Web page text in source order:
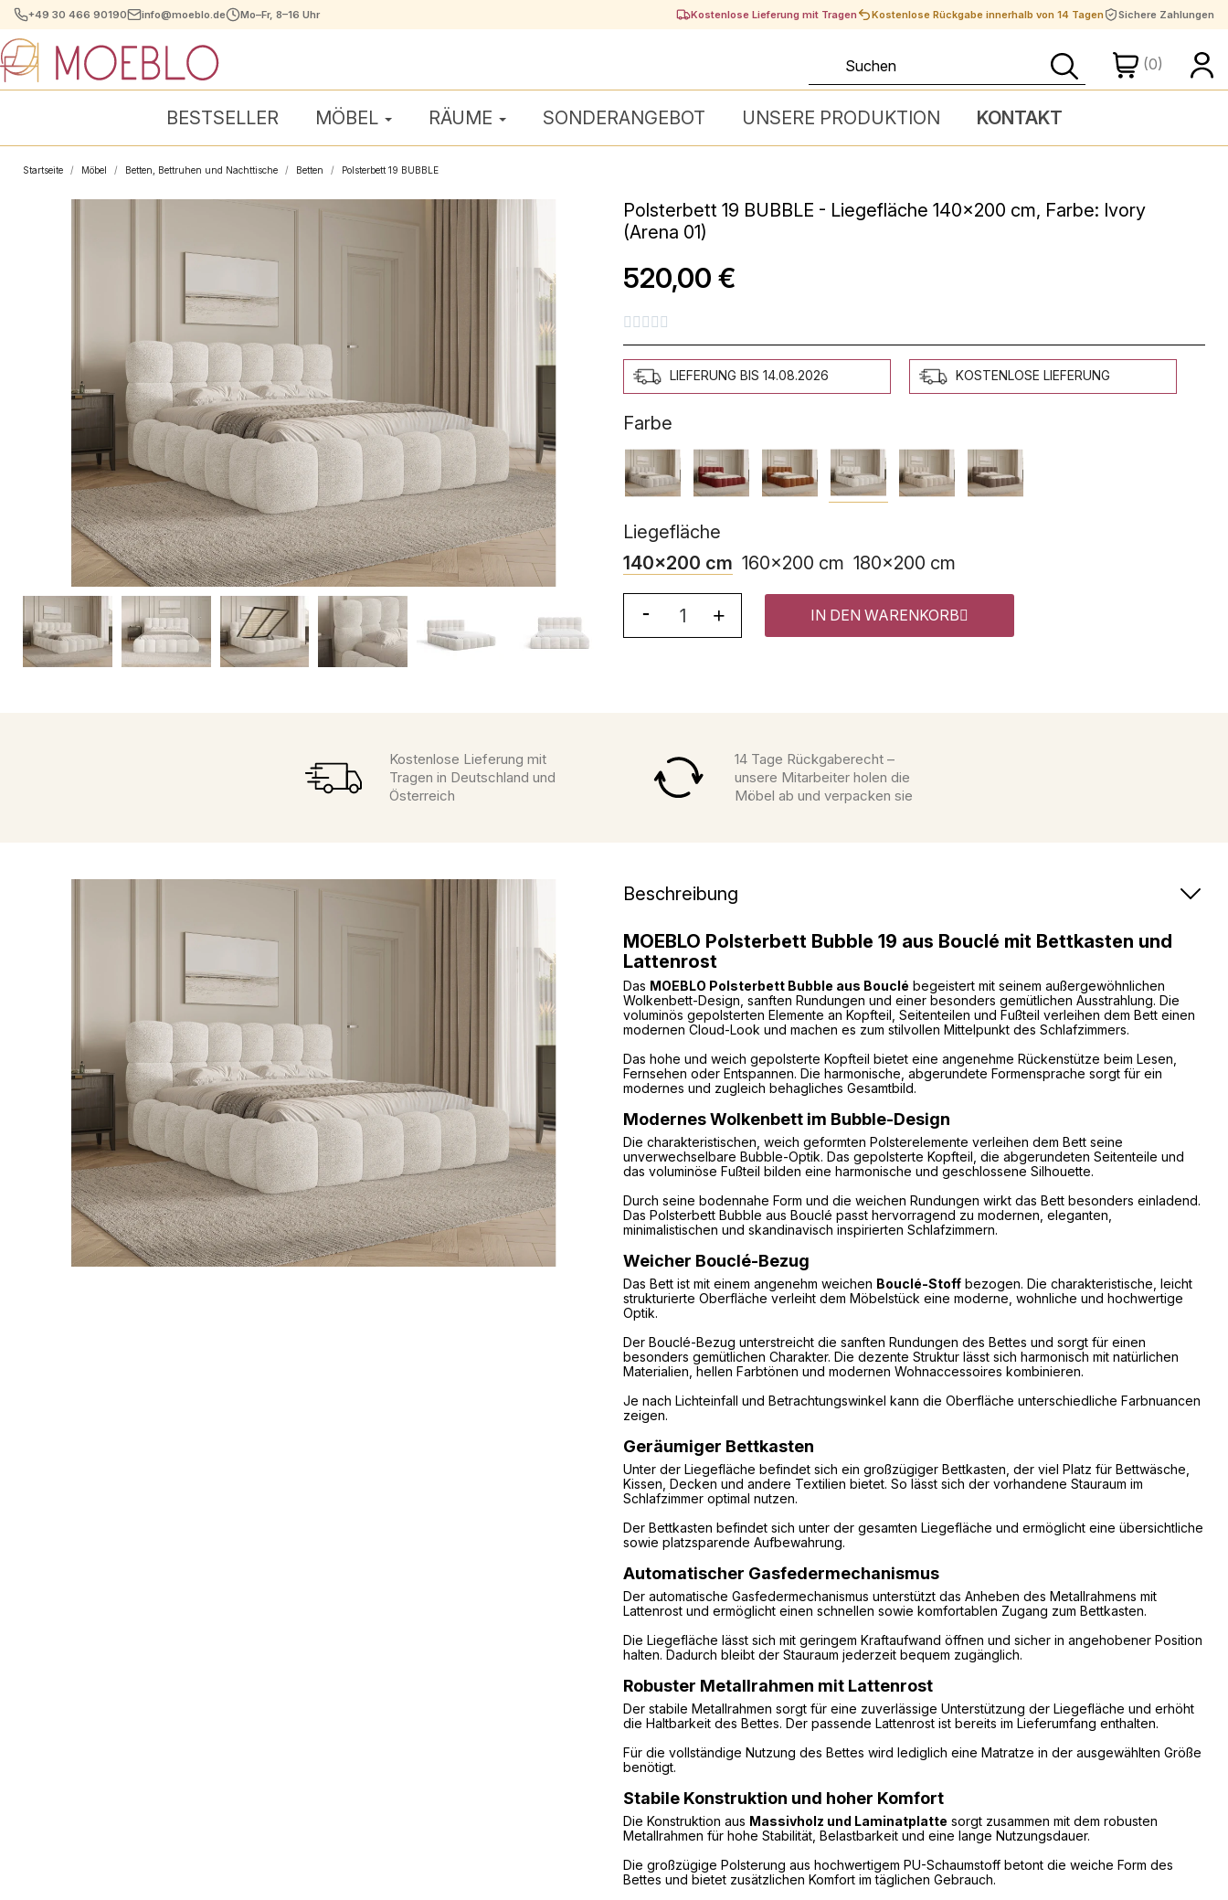
+49 30 466 90190 info@moeblo.de Mo–Fr, 8–16 Uhr Kostenlose Lieferung mit Tragen Kostenlose Rückgabe innerhalb von 14 Tagen Sichere Zahlungen
(0)
BESTSELLER MÖBEL RÄUME SONDERANGEBOT UNSERE PRODUKTION KONTAKT
Startseite Möbel Betten, Bettruhen und Nachttische Betten Polsterbett 19 BUBBLE
Polsterbett 19 BUBBLE - Liegefläche 140x200 cm, Farbe: Ivory
(Arena 01)
520,00 €
    
LIEFERUNG BIS 14.08.2026 KOSTENLOSE LIEFERUNG
Farbe
Liegefläche
140x200 cm 160x200 cm 180x200 cm
IN DEN WARENKORB
Kostenlose Lieferung mit
Tragen in Deutschland und
Österreich
14 Tage Rückgaberecht –
unsere Mitarbeiter holen die
Möbel ab und verpacken sie
Beschreibung
MOEBLO Polsterbett Bubble 19 aus Bouclé mit Bettkasten und
Lattenrost
Das MOEBLO Polsterbett Bubble aus Bouclé begeistert mit seinem außergewöhnlichen
Wolkenbett-Design, sanften Rundungen und einer besonders gemütlichen Ausstrahlung. Die
voluminös gepolsterten Elemente an Kopfteil, Seitenteilen und Fußteil verleihen dem Bett einen
modernen Cloud-Look und machen es zum stilvollen Mittelpunkt des Schlafzimmers.
Das hohe und weich gepolsterte Kopfteil bietet eine angenehme Rückenstütze beim Lesen,
Fernsehen oder Entspannen. Die harmonische, abgerundete Formensprache sorgt für ein
modernes und zugleich behagliches Gesamtbild.
Modernes Wolkenbett im Bubble-Design
Die charakteristischen, weich geformten Polsterelemente verleihen dem Bett seine
unverwechselbare Bubble-Optik. Das gepolsterte Kopfteil, die abgerundeten Seitenteile und
das voluminöse Fußteil bilden eine harmonische und geschlossene Silhouette.
Durch seine bodennahe Form und die weichen Rundungen wirkt das Bett besonders einladend.
Das Polsterbett Bubble aus Bouclé passt hervorragend zu modernen, eleganten,
minimalistischen und skandinavisch inspirierten Schlafzimmern.
Weicher Bouclé-Bezug
Das Bett ist mit einem angenehm weichen Bouclé-Stoff bezogen. Die charakteristische, leicht
strukturierte Oberfläche verleiht dem Möbelstück eine moderne, wohnliche und hochwertige
Optik.
Der Bouclé-Bezug unterstreicht die sanften Rundungen des Bettes und sorgt für einen
besonders gemütlichen Charakter. Die dezente Struktur lässt sich harmonisch mit natürlichen
Materialien, hellen Farbtönen und modernen Wohnaccessoires kombinieren.
Je nach Lichteinfall und Betrachtungswinkel kann die Oberfläche unterschiedliche Farbnuancen
zeigen.
Geräumiger Bettkasten
Unter der Liegefläche befindet sich ein großzügiger Bettkasten, der viel Platz für Bettwäsche,
Kissen, Decken und andere Textilien bietet. So lässt sich der vorhandene Stauraum im
Schlafzimmer optimal nutzen.
Der Bettkasten befindet sich unter der gesamten Liegefläche und ermöglicht eine übersichtliche
sowie platzsparende Aufbewahrung.
Automatischer Gasfedermechanismus
Der automatische Gasfedermechanismus unterstützt das Anheben des Metallrahmens mit
Lattenrost und ermöglicht einen schnellen sowie komfortablen Zugang zum Bettkasten.
Die Liegefläche lässt sich mit geringem Kraftaufwand öffnen und sicher in angehobener Position
halten. Dadurch bleibt der Stauraum jederzeit bequem zugänglich.
Robuster Metallrahmen mit Lattenrost
Der stabile Metallrahmen sorgt für eine zuverlässige Unterstützung der Liegefläche und erhöht
die Haltbarkeit des Bettes. Der passende Lattenrost ist bereits im Lieferumfang enthalten.
Für die vollständige Nutzung des Bettes wird lediglich eine Matratze in der ausgewählten Größe
benötigt.
Stabile Konstruktion und hoher Komfort
Die Konstruktion aus Massivholz und Laminatplatte sorgt zusammen mit dem robusten
Metallrahmen für hohe Stabilität, Belastbarkeit und eine lange Nutzungsdauer.
Die großzügige Polsterung aus hochwertigem PU-Schaumstoff betont die weiche Form des
Bettes und bietet zusätzlichen Komfort im täglichen Gebrauch.